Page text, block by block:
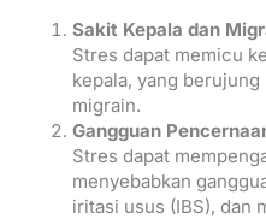
Sakit Kepala dan
Stres dapat memicu
kepala, yang berujung
migrain.
Gangguan
Stres dapat
menyebabkan
iritasi usus (IBS), dan